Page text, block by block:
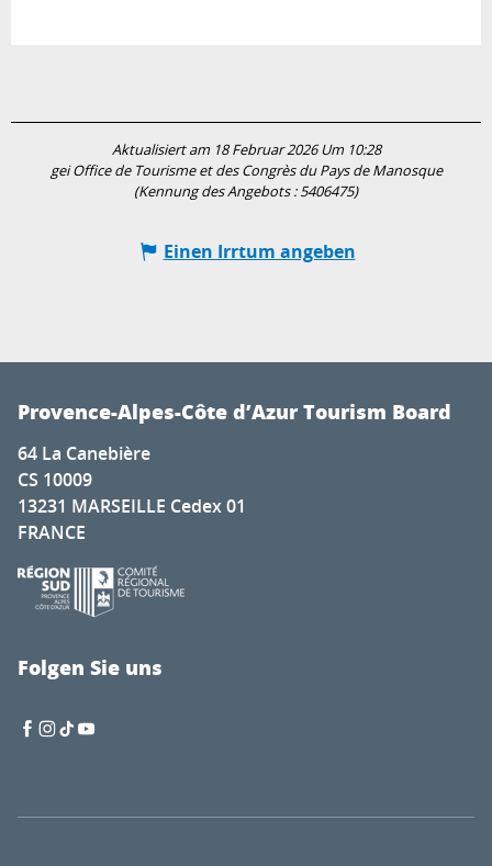
Aktualisiert am 18 Februar 2026 Um 10:28
gei Office de Tourisme et des Congrès du Pays de Manosque
(Kennung des Angebots :5406475)
Einen Irrtum angeben
Provence-Alpes-Côte d’Azur Tourism Board
64 La Canebière
CS 10009
13231 MARSEILLE Cedex 01
FRANCE
Folgen Sie uns